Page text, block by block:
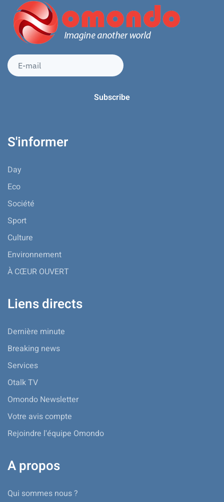
S'informer
Day
Eco
Société
Sport
Culture
Environnement
À CŒUR OUVERT
Liens directs
Dernière minute
Breaking news
Services
Otalk TV
Omondo Newsletter
Votre avis compte
Rejoindre l'équipe Omondo
A propos
Qui sommes nous ?